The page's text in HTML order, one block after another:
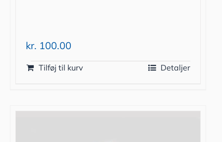
kr. 100.00
Tilføj til kurv Detaljer